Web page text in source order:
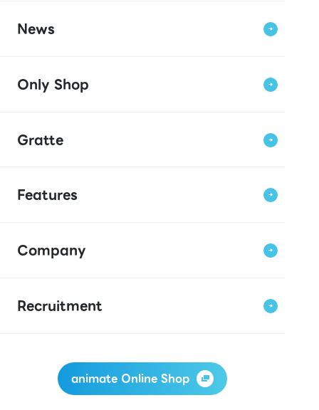
News
Only Shop
Gratte
Features
Company
Recruitment
animate Online Shop